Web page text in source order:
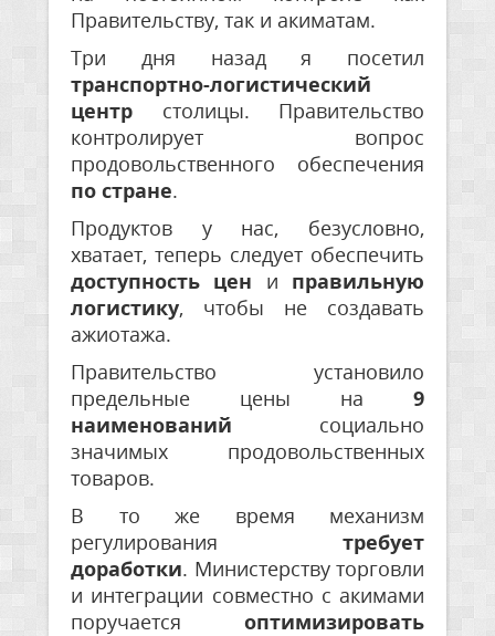
Правительству, так и акиматам.
Три дня назад я посетил
транспортно-логистический
центр столицы. Правительство
контролирует вопрос
продовольственного обеспечения
по стране.
Продуктов у нас, безусловно,
хватает, теперь следует обеспечить
доступность цен и правильную
логистику, чтобы не создавать
ажиотажа.
Правительство установило
предельные цены на 9
наименований социально
значимых продовольственных
товаров.
В то же время механизм
регулирования требует
доработки. Министерству торговли
и интеграции совместно с акимами
поручается оптимизировать